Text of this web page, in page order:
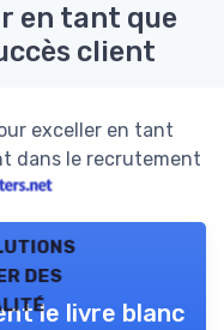
en tant que
client
exceller en tant
dans le recrutement
des
le livre blanc